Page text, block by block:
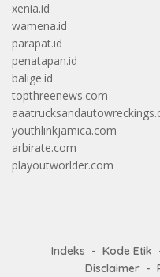
xenia.id
wamena.id
parapat.id
penatapan.id
balige.id
topthreenews.com
youthlinkjamica.com
arbirate.com
playoutworlder.com
Indeks Kode Etik
Disclaimer